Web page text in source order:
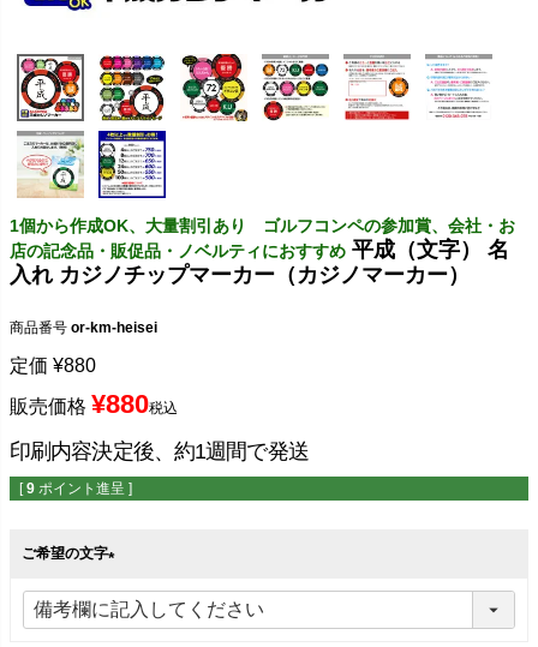
1個から作成OK、大量割引あり ゴルフコンペの参加賞、会社・お
店の記念品・販促品・ノベルティにおすすめ 平成（文字） 名
入れ カジノチップマーカー（カジノマーカー）
商品番号 or-km-heisei
定価 ¥880
販売価格 ¥880税込
印刷内容決定後、約1週間で発送
[ 9 ポイント進呈 ]
ご希望の文字
必
須